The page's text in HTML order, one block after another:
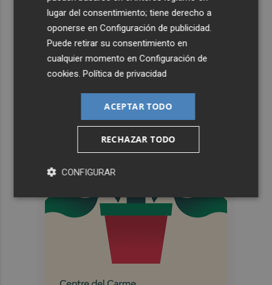
lugar del consentimiento; tiene derecho a
oponerse enConfiguración de publicidad
Puede retirar su consentimiento en
cualquier momento enConfiguración de
cookies .Política de privacidad
ACEPTAR TODO
RECHAZAR TODO
CONFIGURAR